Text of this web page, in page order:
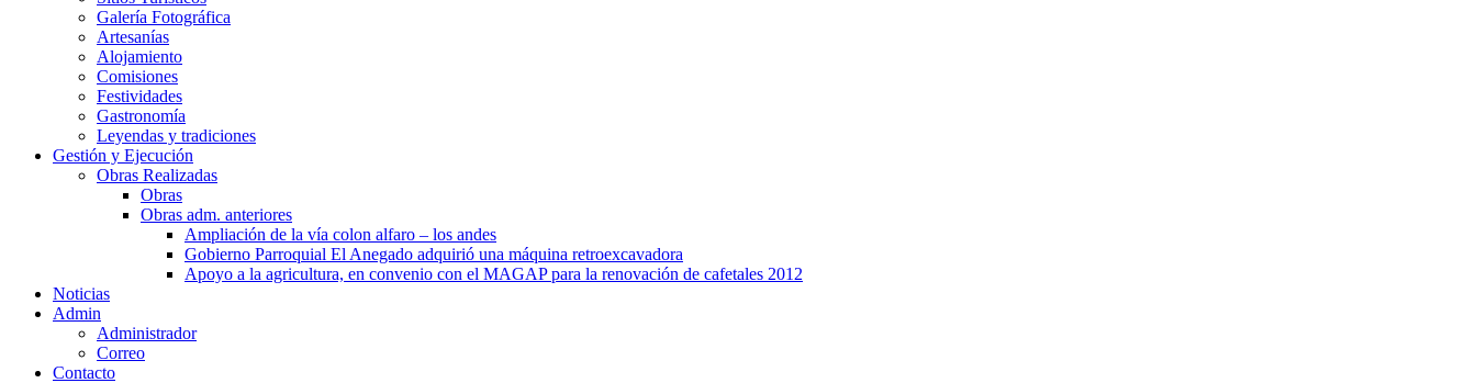
Galería Fotográfica
Artesanías
Alojamiento
Comisiones
Festividades
Gastronomía
Leyendas y tradiciones
Gestión y Ejecución
Obras Realizadas
Obras
Obras adm. anteriores
Ampliación de la vía colon alfaro – los andes
Gobierno Parroquial El Anegado adquirió una máquina retroexcavadora
Apoyo a la agricultura, en convenio con el MAGAP para la renovación de cafetales 2012
Noticias
Admin
Administrador
Correo
Contacto